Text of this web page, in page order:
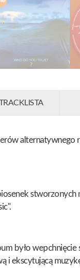
było
i ekscytującą